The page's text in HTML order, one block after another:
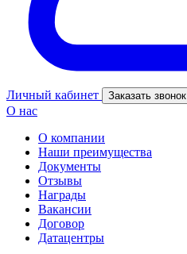
Личный кабинет Заказать звонок
О нас
О компании
Наши преимущества
Документы
Отзывы
Награды
Вакансии
Договор
Датацентры